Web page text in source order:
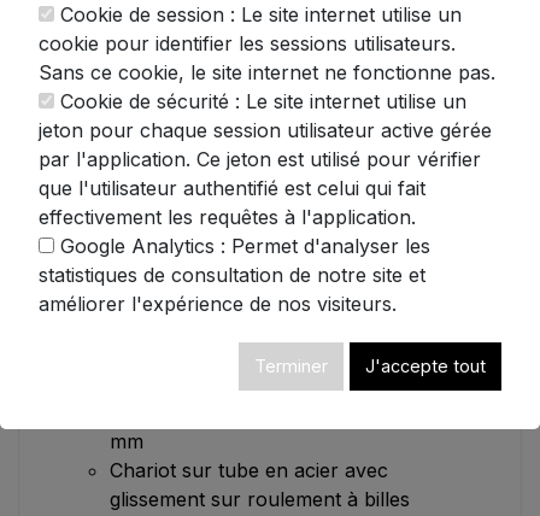
Conçue pour répondre aux besoins des
particuliers comme des professionnels, cette
trancheuse à viande professionnelleallie
robustesse et fonctionnalité. Son corps en
aluminium moulé sous pression verni garantit
une durabilité exceptionnelle, tandis que ses
pieds en caoutchouc antidérapant assurent
une stabilité parfaite pendant l'utilisation.
Caractéristiques techniques :
Lame de 195 mm facilement démontable
mm
Chariot sur tube en acier avec
glissement sur roulement à billes
Cookie de session : Le site internet utilise un
cookie pour identifier les sessions utilisateurs.
Sans ce cookie, le site internet ne fonctionne pas.
Cookie de sécurité : Le site internet utilise un
jeton pour chaque session utilisateur active gérée
par l'application. Ce jeton est utilisé pour vérifier
que l'utilisateur authentifié est celui qui fait
effectivement les requêtes à l'application.
Google Analytics : Permet d'analyser les
statistiques de consultation de notre site et
améliorer l'expérience de nos visiteurs.
Terminer J'accepte tout